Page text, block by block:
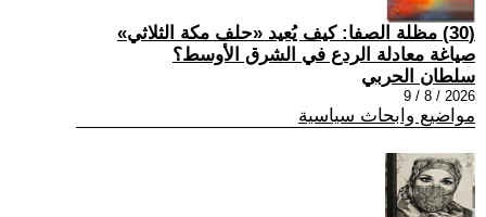
(30) مظلة الصفا: كيف يُعيد «حلف مكة الثلاثي»
صياغة معادلة الردع في الشرق الأوسط؟
سلطان الحربي
2026 / 8 / 9
مواضيع وابحاث سياسية